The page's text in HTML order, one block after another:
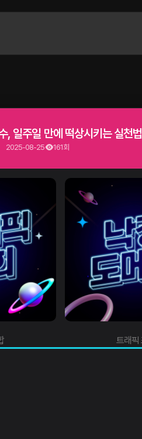
, 일주일 만에 떡상시키는 실천법
2025-08-25 161회
트래픽 조회